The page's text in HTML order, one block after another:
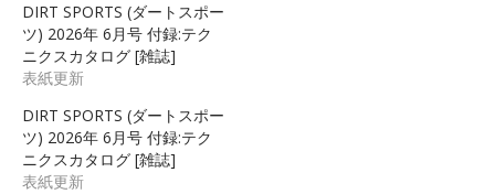
DIRT SPORTS (ダートスポー
ツ) 2026年 6月号 付録:テク
ニクスカタログ [雑誌]
表紙更新
DIRT SPORTS (ダートスポー
ツ) 2026年 6月号 付録:テク
ニクスカタログ [雑誌]
表紙更新